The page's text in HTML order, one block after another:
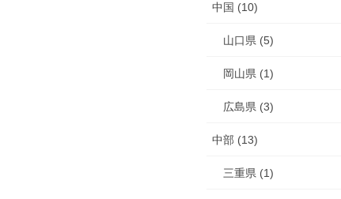
中国 (10)
山口県 (5)
岡山県 (1)
広島県 (3)
中部 (13)
三重県 (1)